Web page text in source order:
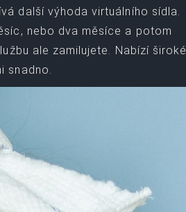
další výhoda virtuálního sídla.
nebo dva měsíce a potom
ale zamilujete. Nabízí široké
snadno.